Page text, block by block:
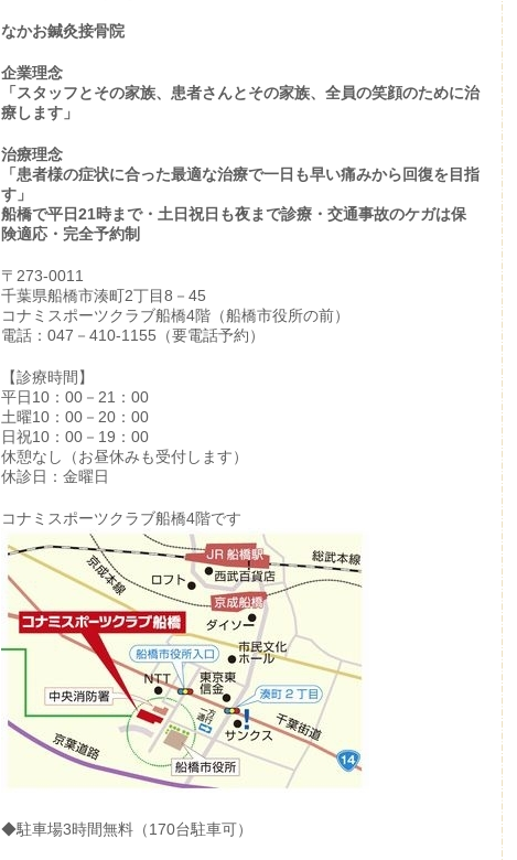
なかお鍼灸接骨院
企業理念
「スタッフとその家族、患者さんとその家族、全員の笑顔のために治
療します」
治療理念
「患者様の症状に合った最適な治療で一日も早い痛みから回復を目指
す」
船橋で平日21時まで・土日祝日も夜まで診療・交通事故のケガは保
険適応・完全予約制
〒273-0011
千葉県船橋市湊町2丁目8－45
コナミスポーツクラブ船橋4階（船橋市役所の前）
電話：047－410-1155（要電話予約）
【診療時間】
平日10：00－21：00
土曜10：00－20：00
日祝10：00－19：00
休憩なし（お昼休みも受付します）
休診日：金曜日
コナミスポーツクラブ船橋4階です
◆駐車場3時間無料（170台駐車可）